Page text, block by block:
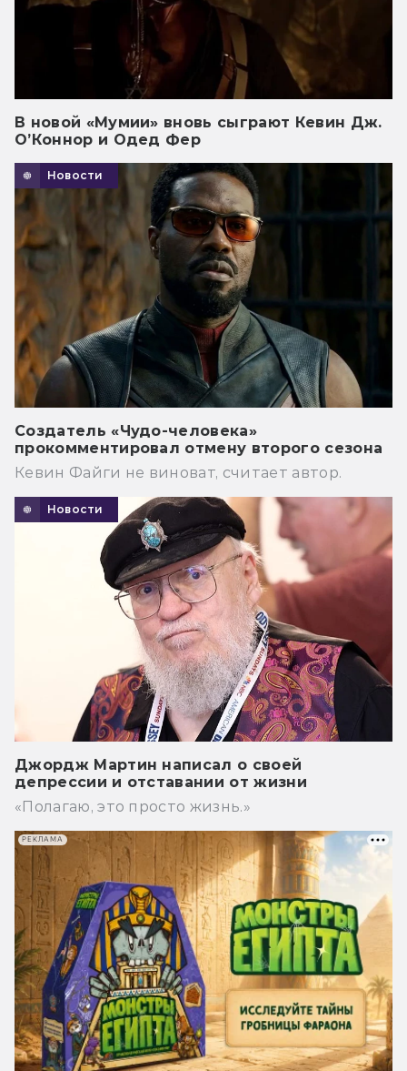
В новой «Мумии» вновь сыграют Кевин Дж.
О’Коннор и Одед Фер
Новости
Создатель «Чудо-человека»
прокомментировал отмену второго сезона
Кевин Файги не виноват, считает автор.
Новости
Джордж Мартин написал о своей
депрессии и отставании от жизни
«Полагаю, это просто жизнь.»
РЕКЛАМА